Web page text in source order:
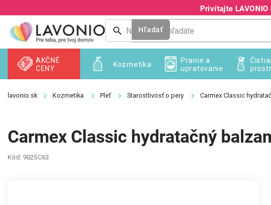
na
obsah
Privítajte
Hľadať
Kozmetika
AKČNÉ
CENY
Pranie a
upratovanie
Kozmetika Pleť Starostlivosť o pery Carmex Classic
Carmex Classic hydratačný
Kód: 902SC63